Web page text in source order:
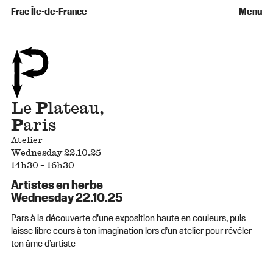
Frac Île-de-France Menu
Qu’est-ce qu’un Frac ?
Prêts d’œuvres
Informations pratiques
Venir au Frac
Familles et enfants
Groupes
Espaces de pratique libre
Accessibilité
+Aa-
LePlateau,
Paris
Atelier
Wednesday 22.10.25
14h30 – 16h30
Artistes en herbe
Wednesday 22.10.25
Pars à la découverte d’une exposition haute en couleurs, puis
laisse libre cours à ton imagination lors d’un atelier pour révéler
ton âme d’artiste